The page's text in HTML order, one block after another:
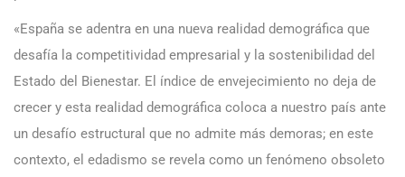
«España se adentra en una nueva realidad demográfica que
desafía la competitividad empresarial y la sostenibilidad del
Estado del Bienestar. El índice de envejecimiento no deja de
crecer y esta realidad demográfica coloca a nuestro país ante
un desafío estructural que no admite más demoras; en este
contexto, el edadismo se revela como un fenómeno obsoleto